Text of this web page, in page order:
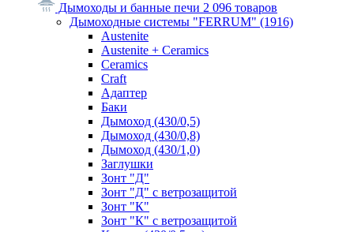
Дымоходы и банные печи 2 096 товаров
Дымоходные системы "FERRUM" (1916)
Austenite
Austenite + Ceramics
Ceramics
Craft
Адаптер
Баки
Дымоход (430/0,5)
Дымоход (430/0,8)
Дымоход (430/1,0)
Заглушки
Зонт "Д"
Зонт "Д" с ветрозащитой
Зонт "К"
Зонт "К" с ветрозащитой